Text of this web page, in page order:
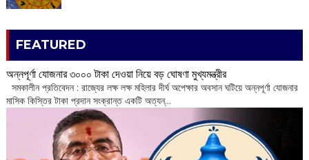
FEATURED
অন্নপূর্ণা যোজনার ৩০০০ টাকা দেওয়া নিয়ে বড় ঘোষণা মুখ্যমন্ত্রীর
সমকালীন প্রতিবেদন : রাজ্যের লক্ষ লক্ষ মহিলার দীর্ঘ অপেক্ষার অবসান ঘটিয়ে অন্নপূর্ণা যোজনার
মাসিক কিস্তির টাকা প্রদান সংক্রান্ত একটি অত্যন্...